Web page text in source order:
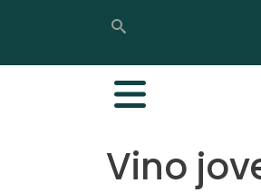
Buscar
Buscar
Vino